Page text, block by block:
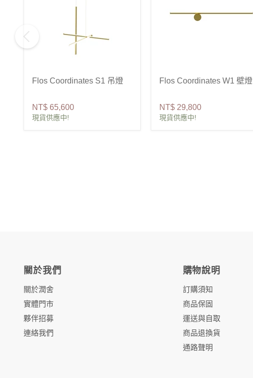
Flos Coordinates S1 吊燈
NT$ 65,600
現貨供應中!
Flos Coordinates W1 壁燈
NT$ 29,800
現貨供應中!
關於我們
關於潤舍
實體門市
夥伴招募
連絡我們
購物說明
訂購須知
商品保固
運送與自取
商品退換貨
通路聲明